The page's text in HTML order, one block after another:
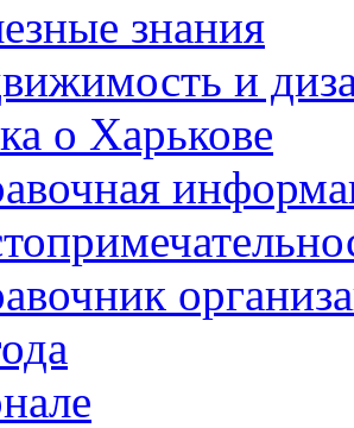
знания
и
о Харькове